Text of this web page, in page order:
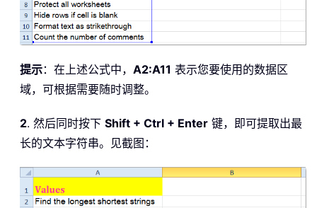
提示：在上述公式中， A2:A11 表示您要使用的数据区
域，可根据需要随时调整。
2. 然后同时按下 Shift + Ctrl + Enter 键，即可提取出最
长的文本字符串。见截图：